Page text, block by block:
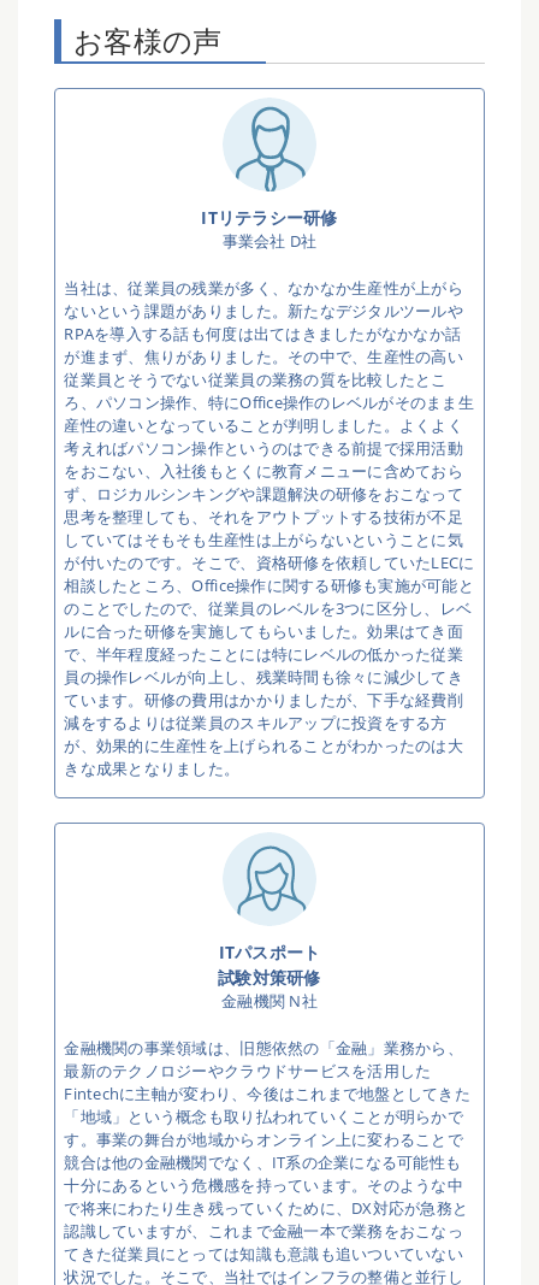
お客様の声
ITリテラシー研修
事業会社 D社
当社は、従業員の残業が多く、なかなか生産性が上がら
ないという課題がありました。新たなデジタルツールや
RPAを導入する話も何度は出てはきましたがなかなか話
が進まず、焦りがありました。その中で、生産性の高い
従業員とそうでない従業員の業務の質を比較したとこ
ろ、パソコン操作、特にOffice操作のレベルがそのまま生
産性の違いとなっていることが判明しました。よくよく
考えればパソコン操作というのはできる前提で採用活動
をおこない、入社後もとくに教育メニューに含めておら
ず、ロジカルシンキングや課題解決の研修をおこなって
思考を整理しても、それをアウトプットする技術が不足
していてはそもそも生産性は上がらないということに気
が付いたのです。そこで、資格研修を依頼していたLECに
相談したところ、Office操作に関する研修も実施が可能と
のことでしたので、従業員のレベルを3つに区分し、レベ
ルに合った研修を実施してもらいました。効果はてき面
で、半年程度経ったことには特にレベルの低かった従業
員の操作レベルが向上し、残業時間も徐々に減少してき
ています。研修の費用はかかりましたが、下手な経費削
減をするよりは従業員のスキルアップに投資をする方
が、効果的に生産性を上げられることがわかったのは大
きな成果となりました。
ITパスポート
試験対策研修
金融機関 N社
金融機関の事業領域は、旧態依然の「金融」業務から、
最新のテクノロジーやクラウドサービスを活用した
Fintechに主軸が変わり、今後はこれまで地盤としてきた
「地域」という概念も取り払われていくことが明らかで
す。事業の舞台が地域からオンライン上に変わることで
競合は他の金融機関でなく、IT系の企業になる可能性も
十分にあるという危機感を持っています。そのような中
で将来にわたり生き残っていくために、DX対応が急務と
認識していますが、これまで金融一本で業務をおこなっ
てきた従業員にとっては知識も意識も追いついていない
状況でした。そこで、当社ではインフラの整備と並行し